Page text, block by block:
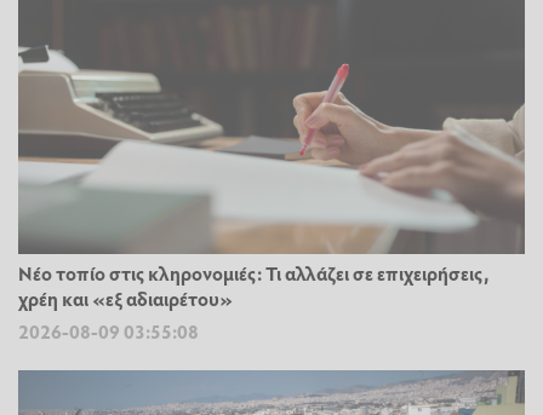
Νέο τοπίο στις κληρονομιές: Τι αλλάζει σε επιχειρήσεις,
χρέη και «εξ αδιαιρέτου»
2026-08-09 03:55:08